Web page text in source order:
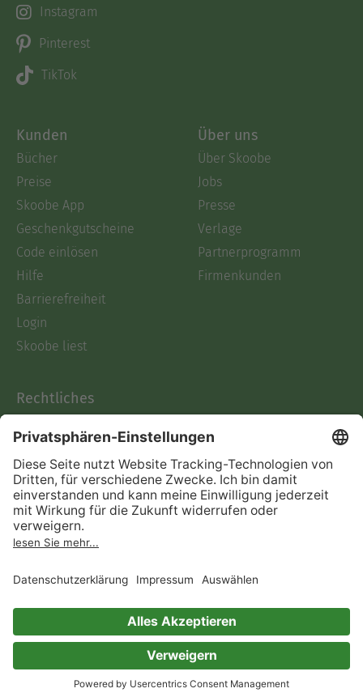
Instagram
Pinterest
TikTok
Kunden
Bücher
Preise
Skoobe App
Geschenkgutscheine
Code einlösen
Hilfe
Barrierefreiheit
Login
Skoobe liest
Über uns
Über Skoobe
Jobs
Presse
Verlage
Partnerprogramm
Firmenkunden
Rechtliches
AGB
Informationen nach Data
Act
Verträge hier kündigen
Impressum
Immer ein gutes Buch